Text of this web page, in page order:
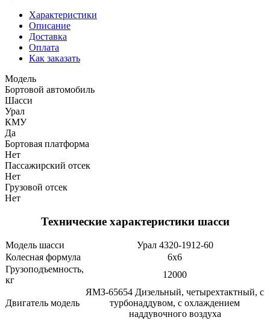
Характеристики
Описание
Доставка
Оплата
Как заказать
Модель
Бортовой автомобиль
Шасси
Урал
КМУ
Да
Бортовая платформа
Нет
Пассажирский отсек
Нет
Грузовой отсек
Нет
Технические характеристики шасси
Модель шасси
Урал 4320-1912-60
Колесная формула
6х6
Грузоподъемность,
кг
12000
Двигатель модель
ЯМЗ-65654 Дизельный, четырехтактный, с
турбонаддувом, с охлаждением
наддувочного воздуха